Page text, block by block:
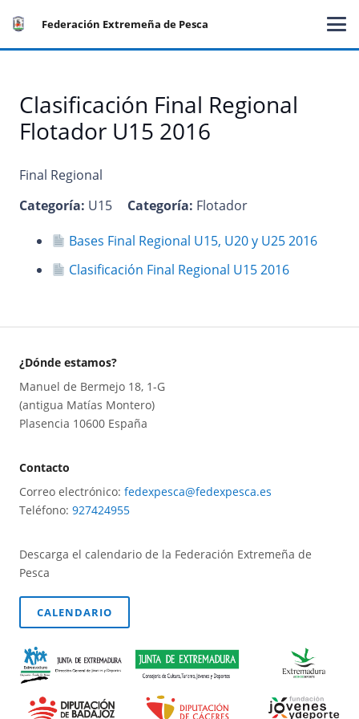
Federación Extremeña de Pesca
Clasificación Final Regional
Flotador U15 2016
Final Regional
Categoría: U15 Categoría: Flotador
Bases Final Regional U15, U20 y U25 2016
Clasificación Final Regional U15 2016
¿Dónde estamos?
Manuel de Bermejo 18, 1-G
(antigua Matías Montero)
Plasencia 10600 España
Contacto
Correo electrónico: fedexpesca@fedexpesca.es
Teléfono: 927424955
Descarga el calendario de la Federación Extremeña de
Pesca
CALENDARIO